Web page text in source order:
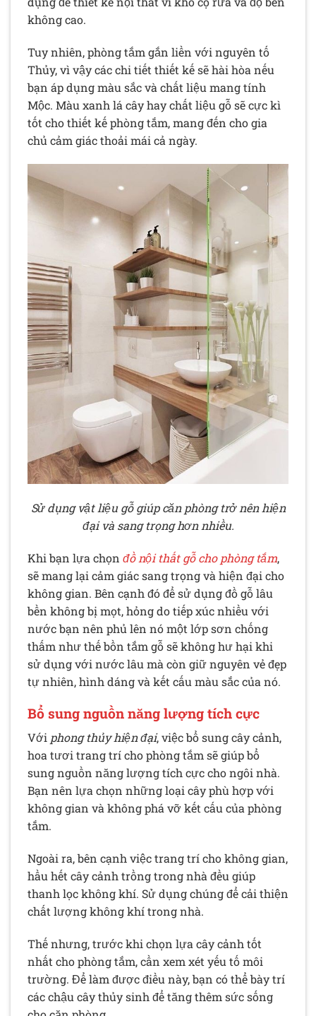
không cao.
Tuy nhiên, phòng tắm gắn liền với nguyên tố
Thủy, vì vậy các chi tiết thiết kế sẽ hài hòa nếu
bạn áp dụng màu sắc và chất liệu mang tính
Mộc. Màu xanh lá cây hay chất liệu gỗ sẽ cực kì
tốt cho thiết kế phòng tắm, mang đến cho gia
chủ cảm giác thoải mái cả ngày.
Sử dụng vật liệu gỗ giúp căn phòng trở nên hiện
đại và sang trọng hơn nhiều.
Khi bạn lựa chọn đồ nội thất gỗ cho phòng tắm,
sẽ mang lại cảm giác sang trọng và hiện đại cho
không gian. Bên cạnh đó để sử dụng đồ gỗ lâu
bền không bị mọt, hỏng do tiếp xúc nhiều với
nước bạn nên phủ lên nó một lớp sơn chống
thấm như thế bồn tắm gỗ sẽ không hư hại khi
sử dụng với nước lâu mà còn giữ nguyên vẻ đẹp
tự nhiên, hình dáng và kết cấu màu sắc của nó.
Bổ sung nguồn năng lượng tích cực
Với phong thủy hiện đại, việc bổ sung cây cảnh,
hoa tươi trang trí cho phòng tắm sẽ giúp bổ
sung nguồn năng lượng tích cực cho ngôi nhà.
Bạn nên lựa chọn những loại cây phù hợp với
không gian và không phá vỡ kết cấu của phòng
tắm.
Ngoài ra, bên cạnh việc trang trí cho không gian,
hầu hết cây cảnh trồng trong nhà đều giúp
thanh lọc không khí. Sử dụng chúng để cải thiện
chất lượng không khí trong nhà.
Thế nhưng, trước khi chọn lựa cây cảnh tốt
nhất cho phòng tắm, cần xem xét yếu tố môi
trường. Để làm được điều này, bạn có thể bày trí
các chậu cây thủy sinh để tăng thêm sức sống